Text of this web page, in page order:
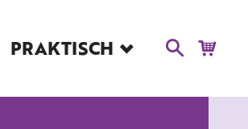
PRAKTISCH
Blog